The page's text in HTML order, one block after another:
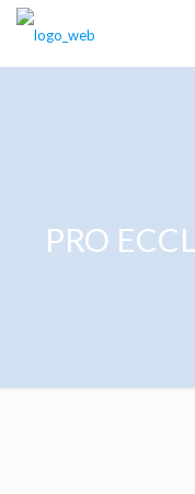
PRO